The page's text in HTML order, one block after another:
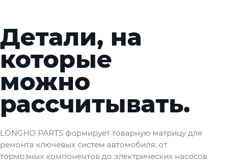
Детали, на
которые
можно
рассчитывать.
LONGHO PARTS формирует товарную матрицу для
ремонта ключевых систем автомобиля: от
тормозных компонентов до электрических насосов